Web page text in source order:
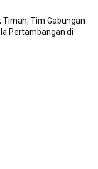
Tim Gabungan
Pertambangan di